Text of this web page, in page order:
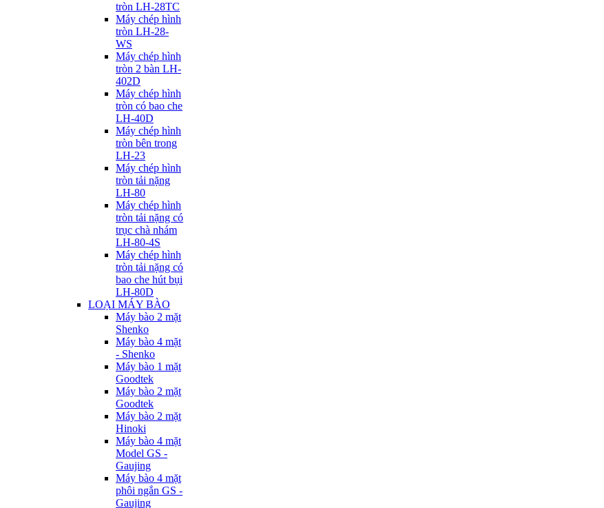
tròn LH-28TC
Máy chép hình
tròn LH-28-
WS
Máy chép hình
tròn 2 bàn LH-
402D
Máy chép hình
tròn có bao che
LH-40D
Máy chép hình
tròn bên trong
LH-23
Máy chép hình
tròn tải nặng
LH-80
Máy chép hình
tròn tải nặng có
trục chà nhám
LH-80-4S
Máy chép hình
tròn tải nặng có
bao che hút bụi
LH-80D
LOẠI MÁY BÀO
Máy bào 2 mặt
Shenko
Máy bào 4 mặt
- Shenko
Máy bào 1 mặt
Goodtek
Máy bào 2 mặt
Goodtek
Máy bào 2 mặt
Hinoki
Máy bào 4 mặt
Model GS -
Gaujing
Máy bào 4 mặt
phôi ngắn GS -
Gaujing